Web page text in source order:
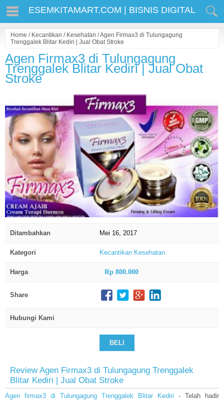
ESEMKITAMART.COM | BISNIS DIGITAL
Home / Kecantikan / Kesehatan /Agen Firmax3 di Tulungagung
Trenggalek Blitar Kediri | Jual Obat Stroke
Agen Firmax3 di Tulungagung
Trenggalek Blitar Kediri | Jual Obat
Stroke
click to zoom
Ditambahkan Mei 16, 2017
Kategori Kecantikan Kesehatan
Harga Rp 800.000
Share
Hubungi Kami
BELI
Review Agen Firmax3 di Tulungagung Trenggalek
Blitar Kediri | Jual Obat Stroke
Agen firmax3 di Tulungagung Trenggalek Blitar Kediri - Telah hadir